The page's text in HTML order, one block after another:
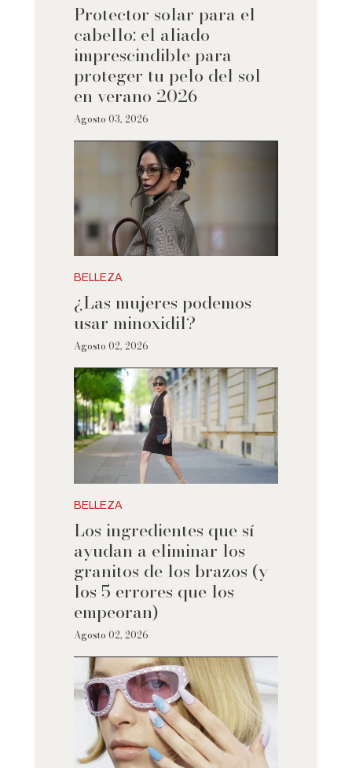
Protector solar para el
cabello: el aliado
imprescindible para
proteger tu pelo del sol
en verano 2026
Agosto 03, 2026
BELLEZA
¿Las mujeres podemos
usar minoxidil?
Agosto 02, 2026
BELLEZA
Los ingredientes que sí
ayudan a eliminar los
granitos de los brazos (y
los 5 errores que los
empeoran)
Agosto 02, 2026